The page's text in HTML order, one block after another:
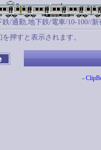
/通勤,地下鉄/電車/10-100//
押すと表示されます。
-